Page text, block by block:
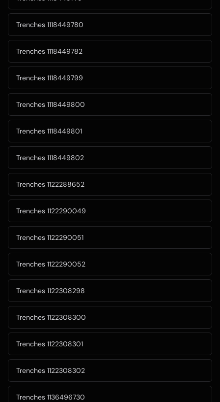
Trenches 1118449780
Trenches 1118449782
Trenches 1118449799
Trenches 1118449800
Trenches 1118449801
Trenches 1118449802
Trenches 1122288652
Trenches 1122290049
Trenches 1122290051
Trenches 1122290052
Trenches 1122308298
Trenches 1122308300
Trenches 1122308301
Trenches 1122308302
Trenches 1136496730